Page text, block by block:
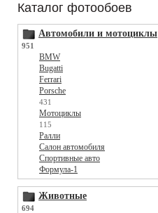
Каталог фотообоев
Автомобили и мотоциклы
951
BMW
Bugatti
Ferrari
Porsche
431
Мотоциклы
115
Ралли
Салон автомобиля
Спортивные авто
Формула-1
Животные
694